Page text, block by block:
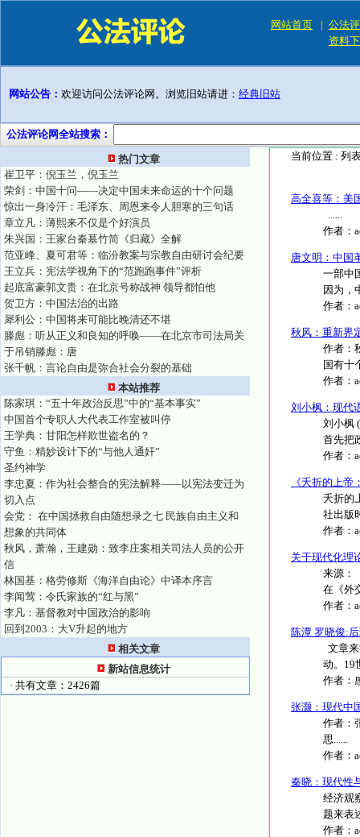
网站首页 | 公法
资料
网站公告： 欢迎访问公法评论网。浏览旧站请进： 经典旧站
公法评论网全站搜索：
热门文章
崔卫平：倪玉兰，倪玉兰
荣剑：中国十问——决定中国未来命运的十个问题
惊出一身冷汗：毛泽东、周恩来令人胆寒的三句话
章立凡：薄熙来不仅是个好演员
朱兴国：王家台秦墓竹简《归藏》全解
范亚峰、夏可君等：临汾教案与宗教自由研讨会纪要
王立兵：宪法学视角下的“范跑跑事件”评析
起底富豪郭文贵：在北京号称战神 领导都怕他
贺卫方：中国法治的出路
犀利公：中国将来可能比晚清还不堪
滕彪：听从正义和良知的呼唤——在北京市司法局关
于吊销滕彪：唐
张千帆：言论自由是弥合社会分裂的基础
本站推荐
陈家琪：“五十年政治反思”中的“基本事实”
中国首个专职人大代表工作室被叫停
王学典：甘阳怎样欺世盗名的？
守鱼：精妙设计下的“与他人通奸”
圣约神学
李忠夏：作为社会整合的宪法解释——以宪法变迁为
切入点
会党： 在中国拯救自由随想录之七 民族自由主义和
想象的共同体
秋风，萧瀚，王建勋：致李庄案相关司法人员的公开
信
林国基：格劳修斯《海洋自由论》中译本序言
李闻莺：令氏家族的“红与黑”
李凡：基督教对中国政治的影响
回到2003：大V升起的地方
相关文章
新站信息统计
· 共有文章：2426篇
当前位置 : 列
高全喜等：美
......
作者：
唐文明：中国
一部中
因为，
作者：
秋风：重新界
作者：
国有十
作者：
刘小枫：现代
刘小枫
首先把
作者：
《夭折的上
夭折的
社出版
作者：
关于现代化理
来源：
在《外
作者：
陈潭 罗晓俊:
文章
动。19
作者：
张灏：现代中
作者：
思......
作者：
秦晓：现代性
经济观
题来表
作者：